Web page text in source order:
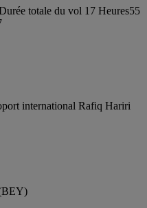
totale du vol 17 Heures55
international Rafiq Hariri